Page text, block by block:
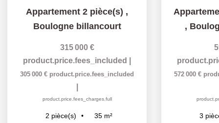
Appartement 2 pièce(s) ,
Boulogne billancourt
315 000 €
product.price.fees_included
305 000 € product.price.fees_included
product.price.fees_charges.full
2 pièce(s) 35 m²
,
572 000 €
3